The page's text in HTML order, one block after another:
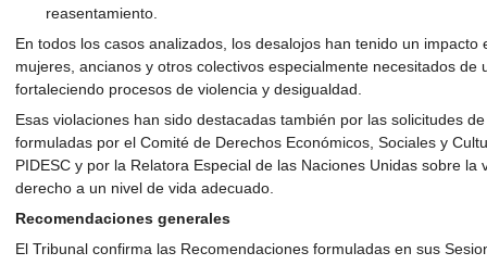
reasentamiento.
En todos los casos analizados, los desalojos han tenido un
mujeres, ancianos y otros colectivos especialmente necesitados
fortaleciendo procesos de violencia y desigualdad.
Esas violaciones han sido destacadas también por las solicitudes
formuladas por el Comité de Derechos Económicos, Sociales y
PIDESC y por la Relatora Especial de las Naciones Unidas sobre
derecho a un nivel de vida adecuado.
Recomendaciones generales
El Tribunal confirma las Recomendaciones formuladas en sus